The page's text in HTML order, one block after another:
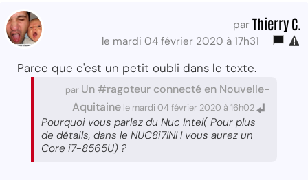
par Thierry C.
le mardi 04 février 2020 à 17h31
Parce que c'est un petit oubli dans le texte.
par Un #ragoteur connecté en Nouvelle-
Aquitaine le mardi 04 février 2020 à 16h02
Pourquoi vous parlez du Nuc Intel( Pour plus
de détails, dans le NUC8i7INH vous aurez un
Core i7-8565U) ?